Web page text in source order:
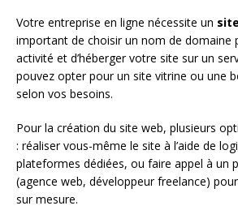
Votre entreprise en ligne nécessite un
important de choisir un nom de domaine
activité et d’héberger votre site sur un
pouvez opter pour un site vitrine ou une
selon vos besoins.
Pour la création du site web, plusieurs
: réaliser vous-même le site à l’aide de
plateformes dédiées, ou faire appel à un
(agence web, développeur freelance)
sur mesure.